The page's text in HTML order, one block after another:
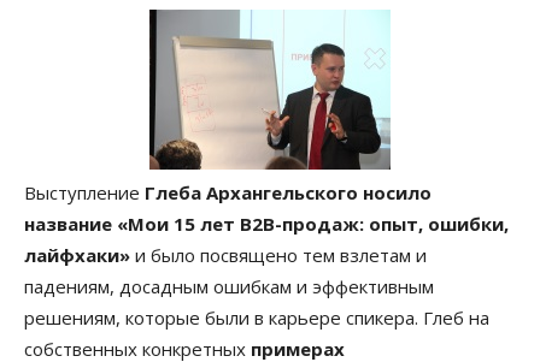
Выступление Глеба Архангельского носило
название «Мои 15 лет В2В-продаж: опыт, ошибки,
лайфхаки» и было посвящено тем взлетам и
падениям, досадным ошибкам и эффективным
решениям, которые были в карьере спикера. Глеб на
собственных конкретных примерах